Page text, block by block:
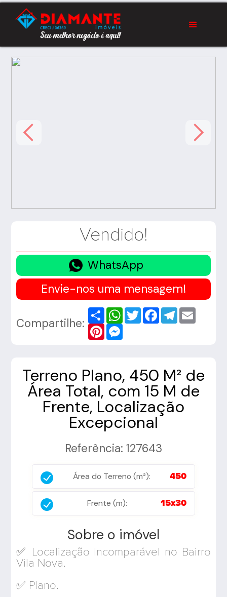
Vendido!
WhatsApp
Envie-nos uma mensagem!
Compartilhe:
Share WhatsApp
TwitterFacebookTelegram
Pinterest
Terreno Plano, 450 M² de
Área Total, com 15 M de
Frente, Localização
Excepcional
Referência: 127643
Área do Terreno (m²): 450
Frente (m): 15x30
Sobre o imóvel
✅ Localização Incomparável no Bairro
Vila Nova.
✅ Plano.